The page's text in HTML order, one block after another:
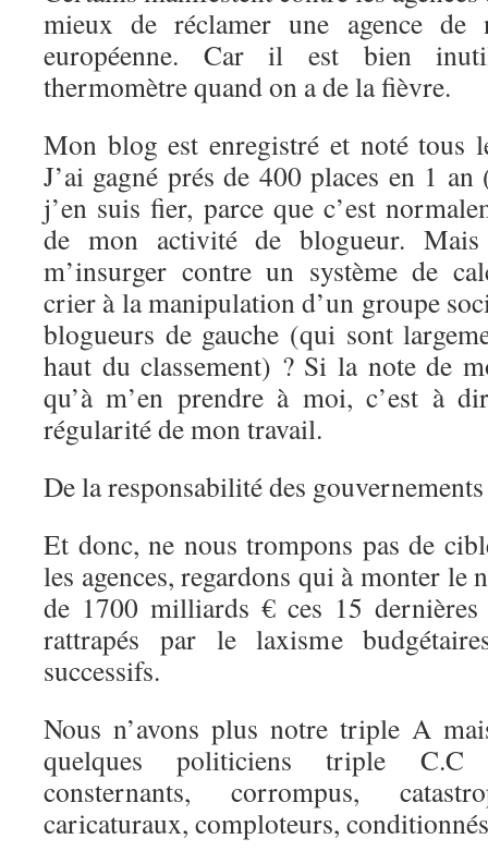
mieux de réclamer une agence de
européenne. Car il est bien
thermomètre quand on a de la fièvre.
Mon blog est enregistré et noté tous
J’ai gagné prés de 400 places en 1
j’en suis fier, parce que c’est
de mon activité de blogueur.
m’insurger contre un système de
crier à la manipulation d’un groupe
blogueurs de gauche (qui sont
haut du classement) ? Si la note de
qu’à m’en prendre à moi, c’est à
régularité de mon travail.
De la responsabilité des
Et donc, ne nous trompons pas de
les agences, regardons qui à monter le
de 1700 milliards € ces 15 dernières
rattrapés par le laxisme
successifs.
Nous n’avons plus notre triple A
quelques politiciens triple C.C
consternants, corrompus,
caricaturaux, comploteurs,